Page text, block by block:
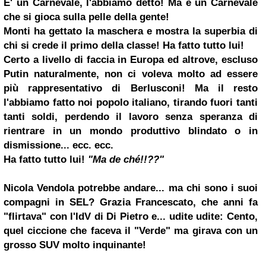
E' un Carnevale, l'abbiamo detto! Ma è un Carnevale
che si gioca sulla pelle della gente!
Monti ha gettato la maschera e mostra la superbia di
chi si crede il primo della classe! Ha fatto tutto lui!
Certo a livello di faccia in Europa ed altrove, escluso
Putin naturalmente, non ci voleva molto ad essere
più rappresentativo di Berlusconi! Ma il resto
l'abbiamo fatto noi popolo italiano, tirando fuori tanti
tanti soldi, perdendo il lavoro senza speranza di
rientrare in un mondo produttivo blindato o in
dismissione... ecc. ecc.
Ha fatto tutto lui! "Ma de ché!!??"
Nicola Vendola potrebbe andare... ma chi sono i suoi
compagni in SEL? Grazia Francescato, che anni fa
"flirtava" con l'IdV di Di Pietro e... udite udite: Cento,
quel ciccione che faceva il "Verde" ma girava con un
grosso SUV molto inquinante!